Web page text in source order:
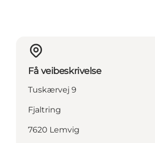
Få veibeskrivelse
Tuskærvej 9
Fjaltring
7620 Lemvig